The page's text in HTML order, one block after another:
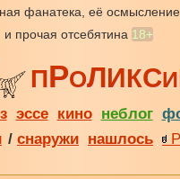
фанатека, её осмысление,
и прочая отсебятина 18+
ПРОЛИКСИ
эссе кино неблог
/ снаружи нашлось